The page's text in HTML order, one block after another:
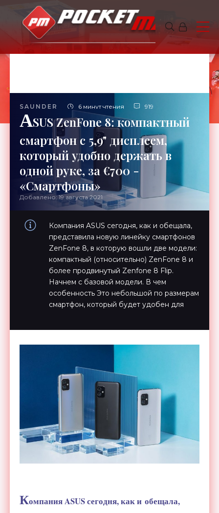
SAUNDER 6 минут чтения 919
ASUS ZenFone 8: компактный
смартфон с 5,9" дисплеем,
который удобно держать в
одной руке, за €700 -
«Смартфоны»
Добавлено: 19 августа 2021
Компания ASUS сегодня, как и обещала,
представила новую линейку смартфонов
ZenFone 8, в которую вошли две модели:
компактный (относительно) ZenFone 8 и
более продвинутый Zenfone 8 Flip.
Начнем с базовой модели. В чем
особенность Это небольшой по размерам
смартфон, который будет удобен для
Компания ASUS сегодня, как и обещала,